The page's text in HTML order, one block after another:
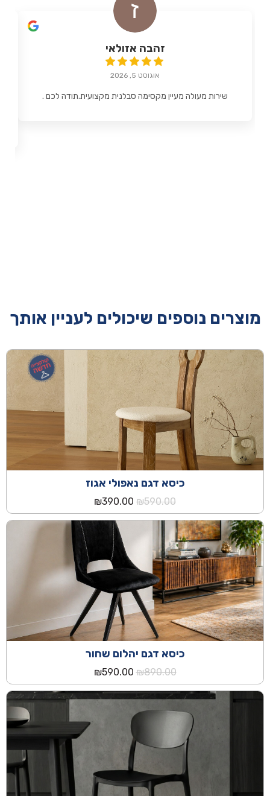
זהבה אזולאי
אוגוסט 5, 2026
שירות מעולה מעיין מקסימה סבלנית מקצועית.תודה לכם .
מוצרים נוספים שיכולים לעניין אותך
כיסא דגם נאפולי אגוז
₪590.00
המחיר
המקורי
היה:
₪590.00.
₪390.00
הנוכחי
הוא:
₪390.00.
כיסא דגם יהלום שחור
₪890.00
המחיר
המקורי
היה:
₪590.00
הנוכחי
הוא:
₪590.00.